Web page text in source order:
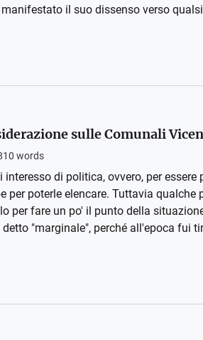
il suo dissenso verso
sulle Comunali
words
interesso di politica, ovvero, per
per poterle elencare. Tuttavia
per fare un po' il punto della
"marginale", perché all'epoca fui